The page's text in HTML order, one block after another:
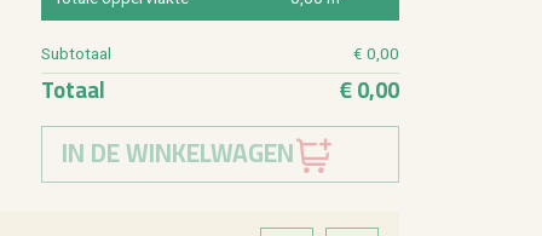
Sub­to­taal € 0,00
To­taal € 0,00
IN DE WINKELWAGEN